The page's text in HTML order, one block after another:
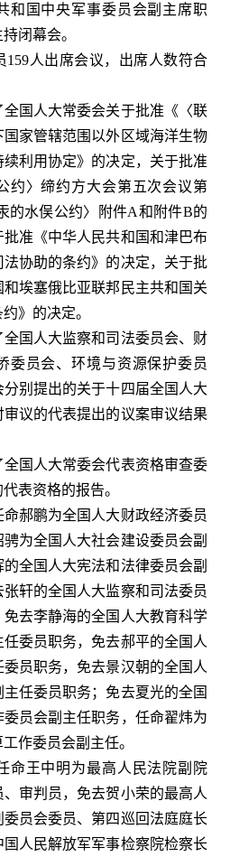
和国中央军事委员会副主席职
闭幕会。
人出席会议，出席人数符合
国人大常委会关于批准《〈联
家管辖范围以外区域海洋生物
利用协定》的决定，关于批准
约〉缔约方大会第五次会议第
的水俣公约〉附件A和附件B的
准《中华人民共和国和津巴布
协助的条约》的决定，关于批
埃塞俄比亚联邦民主共和国关
》的决定。
国人大监察和司法委员会、财
委员会、环境与资源保护委员
别提出的关于十四届全国人大
议的代表提出的议案审议结果
国人大常委会代表资格审查委
表资格的报告。
鹏为全国人大财政经济委员
为全国人大社会建设委员会副
全国人大宪法和法律委员会副
轩的全国人大监察和司法委员
去李静海的全国人大教育科学
委员职务，免去郝平的全国人
员职务，免去景汉朝的全国人
任委员职务；免去夏光的全国
员会副主任职务，任命翟炜为
作委员会副主任。
王中明为最高人民法院副院
审判员，免去贺小荣的最高人
委员会委员、第四巡回法庭庭长
人民解放军军事检察院检察长